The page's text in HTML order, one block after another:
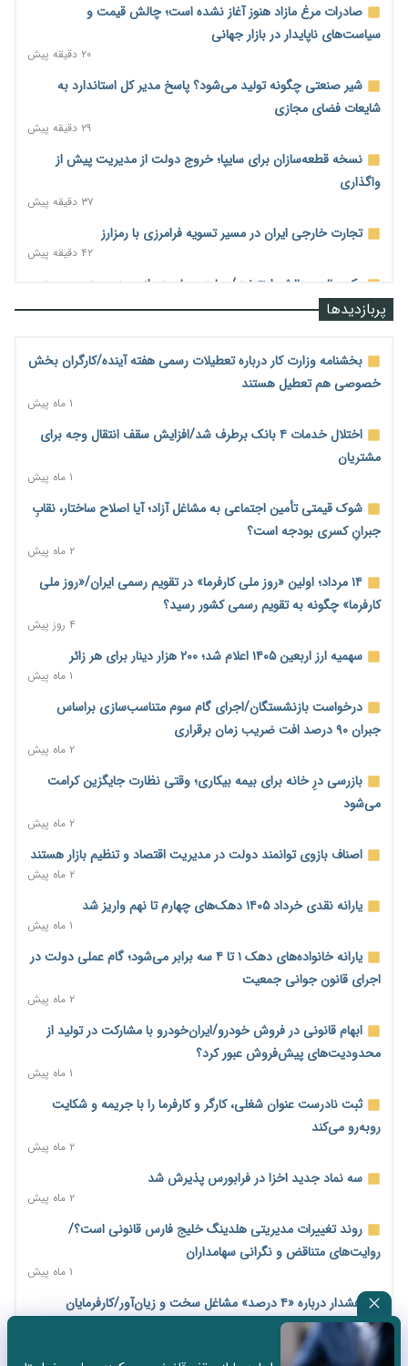
صادرات مرغ مازاد هنوز آغاز نشده است؛ چالش قیمت و
سیاست‌های ناپایدار در بازار جهانی
۲۰ دقیقه پیش
شیر صنعتی چگونه تولید می‌شود؟ پاسخ مدیر کل استاندارد به
شایعات فضای مجازی
۲۹ دقیقه پیش
نسخه قطعه‌سازان برای سایپا؛ خروج دولت از مدیریت پیش از
واگذاری
۳۷ دقیقه پیش
تجارت خارجی ایران در مسیر تسویه فرامرزی با رمزارز
۴۲ دقیقه پیش
یک سال پرچالش اینترنت/دولت چهاردهم از محدودیت به سمت
توسعه زیرساخت رفت
هشدار دیوان محاسبات درباره حساب‌های خارج از خزانه؛ ۱۲۴ حساب
ارزی در تیررس نظارت
نه از جنگ می‌ترسیم، نه از مذاکره برای منافع ملی
فرمول تازه مستمری در راه است؛ کارگران بازنده اصلاحات تأمین
اجتماعی؟
کنترل ترازنامه بانک‌ها؛ شمشیر دولبه مهار تورم و تأمین مالی تولید
۲ ساعت پیش
جنگ با تورم از بانک‌ها و بودجه آغاز می‌شود؛ نسخه انضباط آهنین
۲ ساعت پیش
عینک گران‌تر شد؛ ارز و عوارض گمرکی قدرت خرید مردم را نشانه
رفت
اطمینان وزیر جهاد از تأمین کالاهای اساسی؛ «نگران نباشید»
پیام‌رسان‌های ایرانی در مسیر ورود به بورس؛ عرضه اولیه یک
هشدار درباره کاهش عرضه مسکن اجاره‌ای؛ دولت واحدهای خود را
وارد بازار کند
رسانه تخصصی باید مطالبه‌گری، دقت و استقلال را سرلوحه کار خود
قرار دهد
احراز صلاحیت ۱۹۴۱ مدیر در شرکت‌های وزارت کار انجام نشده است؛
شایسته‌سالاری زیر فشار؟
صادرات محصولات آب‌بر در اوج خشکسالی؛ تراز تجاری به چه
قیمتی؟
موبایل گران می‌شود؟ هزینه واردات ۱۰ برابر شد، ثبت سفارش
کارخانه‌ها ایستادند؛ تولیدکنندگان همچنان زیر فشار خسارت و تأمین
قیمت مسکن در دست سازنده‌های خرد؛ چگونه «عددسازی» بازار
ملک را ملتهب می‌کند؟
پربازدیدها
بخشنامه وزارت کار درباره تعطیلات رسمی هفته آینده/کارگران بخش
خصوصی هم تعطیل هستند
۱ ماه پیش
اختلال خدمات ۴ بانک برطرف شد/افزایش سقف انتقال وجه برای
مشتریان
۱ ماه پیش
شوک قیمتی تأمین اجتماعی به مشاغل آزاد؛ آیا اصلاح ساختار، نقابِ
جبرانِ کسری بودجه است؟
۲ ماه پیش
۱۴ مرداد؛ اولین «روز ملی کارفرما» در تقویم رسمی ایران/«روز ملی
کارفرما» چگونه به تقویم رسمی کشور رسید؟
۴ روز پیش
سهمیه ارز اربعین ۱۴۰۵ اعلام شد؛ ۲۰۰ هزار دینار برای هر زائر
۱ ماه پیش
درخواست بازنشستگان/اجرای گام سوم متناسب‌سازی براساس
جبران ۹۰ درصد افت ضریب زمان برقراری
۲ ماه پیش
بازرسی درِ خانه برای بیمه بیکاری؛ وقتی نظارت جایگزین کرامت
می‌شود
۲ ماه پیش
اصناف بازوی توانمند دولت در مدیریت اقتصاد و تنظیم بازار هستند
۲ ماه پیش
یارانه نقدی خرداد ۱۴۰۵ دهک‌های چهارم تا نهم واریز شد
۱ ماه پیش
یارانه خانواده‌های دهک ۱ تا ۴ سه برابر می‌شود؛ گام عملی دولت در
اجرای قانون جوانی جمعیت
۲ ماه پیش
ابهام قانونی در فروش خودرو/ایران‌خودرو با مشارکت در تولید از
محدودیت‌های پیش‌فروش عبور کرد؟
۱ ماه پیش
ثبت نادرست عنوان شغلی، کارگر و کارفرما را با جریمه و شکایت
روبه‌رو می‌کند
۲ ماه پیش
سه نماد جدید اخزا در فرابورس پذیرش شد
۲ ماه پیش
روند تغییرات مدیریتی هلدینگ خلیج فارس قانونی است؟/
روایت‌های متناقض و نگرانی سهامداران
۱ ماه پیش
هشدار درباره «۴ درصد» مشاغل سخت و زیان‌آور/کارفرمایان
پرداخت را به بازنشستگی موکول نکنند